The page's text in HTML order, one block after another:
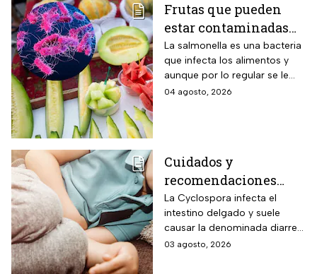
Frutas que pueden
estar contaminadas
de salmonella y cómo
protegerte del
contagio
La salmonella es una bacteria
que infecta los alimentos y
aunque por lo regular se le
relaciona con el huevo,
04 agosto, 2026
Cuidados y
recomendaciones
para niños ante los
riesgos por cyclospora
La Cyclospora infecta el
intestino delgado y suele
causar la denominada diarrea
explosiva, de acuerdo con
03 agosto, 2026